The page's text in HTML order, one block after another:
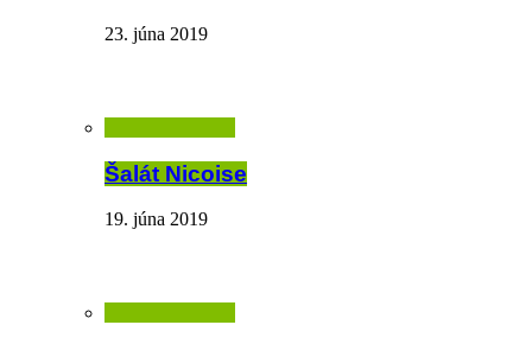
23. júna 2019
Šalát Nicoise
19. júna 2019